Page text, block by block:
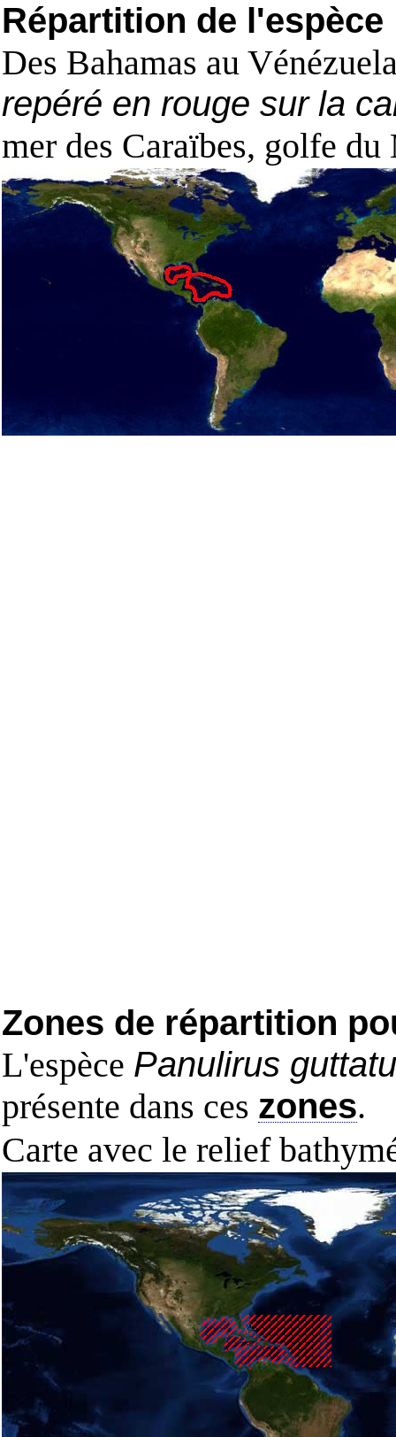
Répartition de l'espèce
Des Bahamas au
repéré en rouge sur la
mer des Caraïbes, golfe
Zones de répartition
L'espèce Panulirus
présente dans ces zones.
Carte avec le relief